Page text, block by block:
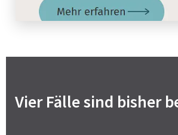
Vier Fälle sind bisher